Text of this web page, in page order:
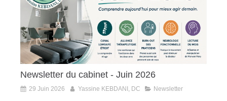
Newsletter du cabinet - Juin 2026
29 Juin 2026 Yassine KEBDANI, DC Newsletter